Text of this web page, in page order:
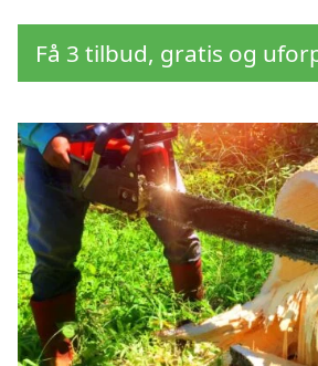
Få 3 tilbud, gratis og